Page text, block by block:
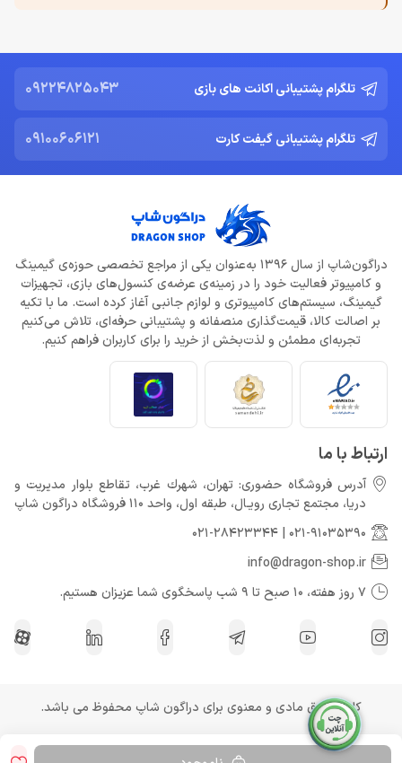
تلگرام پشتیبانی اکانت های بازی 09224825043
تلگرام پشتیبانی گیفت کارت 09100606121
دراگون‌شاپ از سال 1396 به‌عنوان یکی از مراجع تخصصی حوزه‌ی گیمینگ
و کامپیوتر فعالیت خود را در زمینه‌ی عرضه‌ی کنسول‌های بازی، تجهیزات
گیمینگ، سیستم‌های کامپیوتری و لوازم جانبی آغاز کرده است. ما با تکیه
بر اصالت کالا، قیمت‌گذاری منصفانه و پشتیبانی حرفه‌ای، تلاش می‌کنیم
تجربه‌ای مطمئن و لذت‌بخش از خرید را برای کاربران فراهم کنیم.
ارتباط با ما
آدرس فروشگاه حضوری: تهران، شهرك غرب، تقاطع بلوار مدیریت و
دريا، مجتمع تجارى رويـال، طبقه اول، واحد 110 فروشگاه دراگون شاپ
021-91035390
021-28423344
info@dragon-shop.ir
7 روز هفته، 10 صبح تا 9 شب پاسخگوی شما عزیزان هستیم.
کلیه حقوق مادی و معنوی برای دراگون شاپ محفوظ می باشد.